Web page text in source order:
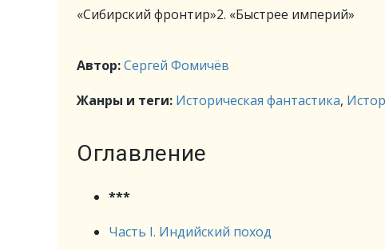
«Сибирский фронтир»2. «Быстрее империй»
Автор:Сергей Фомичёв
Жанры и теги: Историческая фантастика,
Оглавление
***
Часть I. Индийский поход